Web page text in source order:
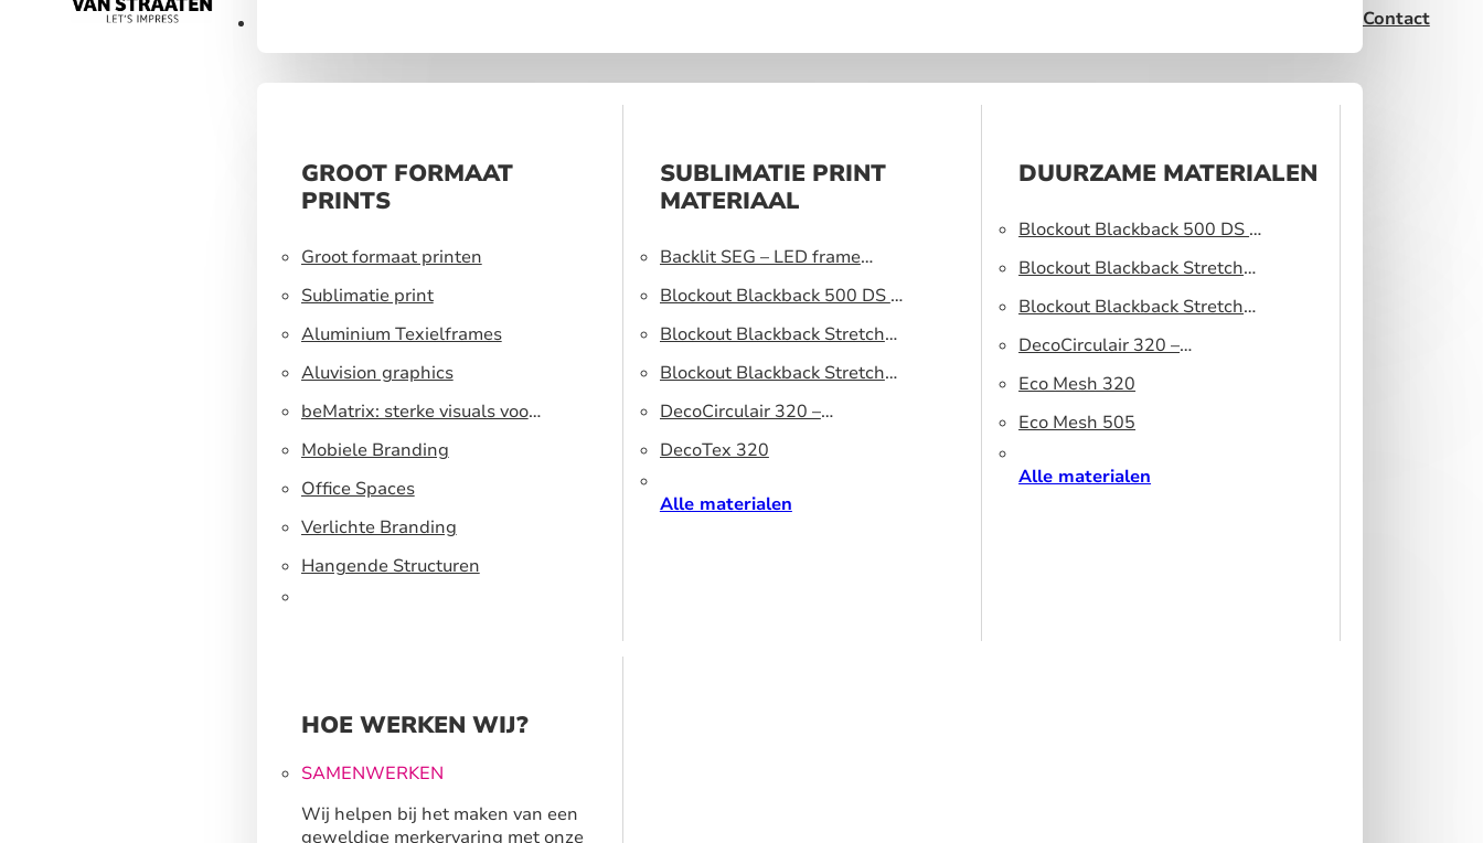
GROOT FORMAAT
PRINTS
Groot formaat printen
Sublimatie print
Aluminium Texielframes
Aluvision graphics
beMatrix: sterke visuals voor
een flexibel
standbouwsysteem
Mobiele Branding
Office Spaces
Verlichte Branding
Hangende Structuren
SUBLIMATIE PRINT
MATERIAAL
Backlit SEG – LED frame
peesdoek
Blockout Blackback 500 DS –
Lichtblokkerend peesdoek
Blockout Blackback Stretch
320 DS – Lichtblokkerend
peesdoek
Blockout Blackback Stretch
500 DS – Lichtblokkerend
peesdoek
DecoCirculair 320 –
Gerecycled polyester
DecoTex 320
Alle materialen
DUURZAME MATERIALEN
Blockout Blackback 500 DS –
Lichtblokkerend peesdoek
Blockout Blackback Stretch
320 DS – Lichtblokkerend
peesdoek
Blockout Blackback Stretch
500 DS – Lichtblokkerend
peesdoek
DecoCirculair 320 –
Gerecycled polyester
Eco Mesh 320
Eco Mesh 505
Alle materialen
HOE WERKEN WIJ?
SAMENWERKEN
Wij helpen bij het maken van een
geweldige merkervaring met onze
Contact